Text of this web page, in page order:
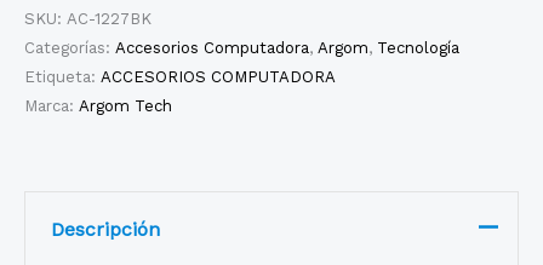
SKU: AC-1227BK
Categorías: Accesorios Computadora, Argom, Tecnología
Etiqueta: ACCESORIOS COMPUTADORA
Marca: Argom Tech
Descripción